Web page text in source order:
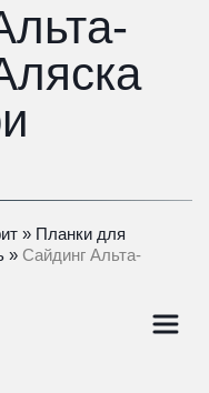
» Планки для
» Сайдинг Альта-